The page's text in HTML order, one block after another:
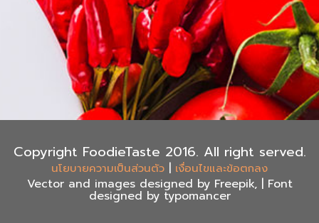
Copyright FoodieTaste 2016. All right served.
นโยบายความเป็นส่วนตัว | เงื่อนไขและข้อตกลง
Vector and images designed by Freepik, | Font
designed by typomancer